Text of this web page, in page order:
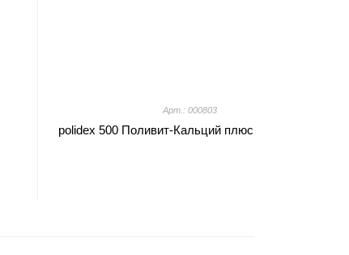
Арт.: 000803
polidex 500 Поливит-Кальций плюс